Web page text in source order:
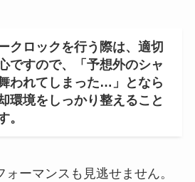
クロックを行う際は、適切
ですので、「予想外のシャ
われてしまった…」となら
環境をしっかり整えること
。
ーマンスも見逃せません。